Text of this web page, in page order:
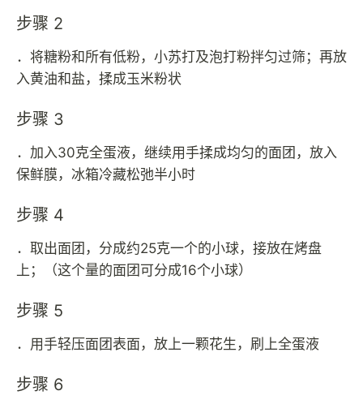
步骤 2
．将糖粉和所有低粉，小苏打及泡打粉拌匀过筛；再放
入黄油和盐，揉成玉米粉状
步骤 3
．加入30克全蛋液，继续用手揉成均匀的面团，放入
保鲜膜，冰箱冷藏松弛半小时
步骤 4
．取出面团，分成约25克一个的小球，接放在烤盘
上；（这个量的面团可分成16个小球）
步骤 5
．用手轻压面团表面，放上一颗花生，刷上全蛋液
步骤 6